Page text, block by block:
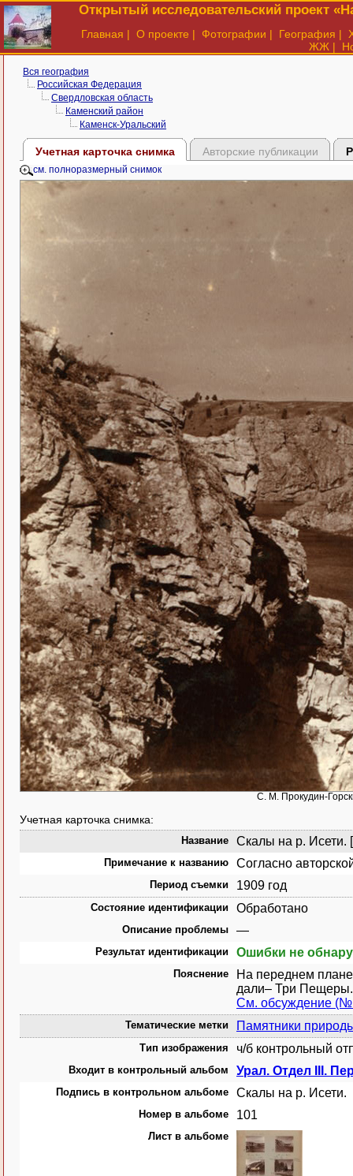
Открытый исследовательский проект
Главная | О проекте | Фотографии | География |
ЖЖ |
Вся география
Российская Федерация
Свердловская область
Каменский район
Каменск-Уральский
Учетная карточка снимка Авторские публикации
см. полноразмерный снимок
С. М. Прокудин-
Учетная карточка снимка:
Название Скалы на р. Исети.
Примечание к названию Согласно
Период съемки 1909 год
Состояние идентификации Обработано
Описание проблемы —
Результат идентификации Ошибки не
Пояснение
На переднем
дали– Три Пещеры.
См. обсуждение
Тематические метки Памятники
Тип изображения ч/б контрольный
Входит в контрольный альбом Урал. Отдел III.
Подпись в контрольном альбоме Скалы на р. Исети.
Номер в альбоме 101
Лист в альбоме